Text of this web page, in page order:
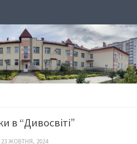
в “Дивосвіті”
23 ЖОВТНЯ, 2024